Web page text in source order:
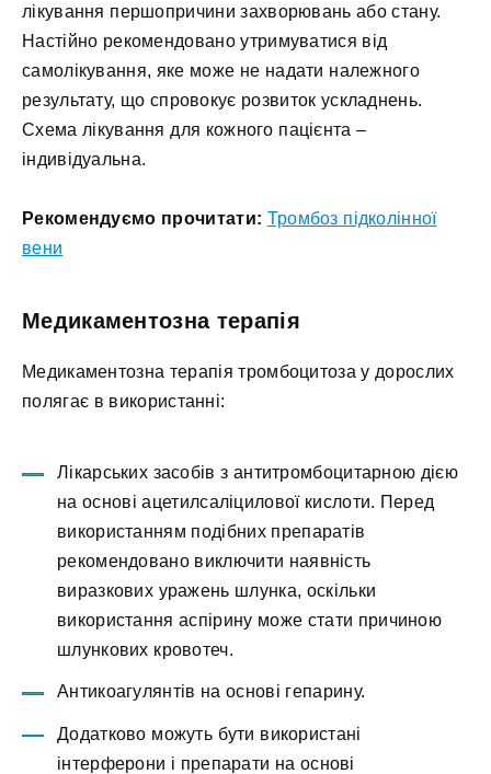
лікування першопричини захворювань або стану.
Настійно рекомендовано утримуватися від
самолікування, яке може не надати належного
результату, що спровокує розвиток ускладнень.
Схема лікування для кожного пацієнта –
індивідуальна.
Рекомендуємо прочитати: Тромбоз підколінної
вени
Медикаментозна терапія
Медикаментозна терапія тромбоцитоза у дорослих
полягає в використанні:
Лікарських засобів з антитромбоцитарною дією
на основі ацетилсаліцилової кислоти. Перед
використанням подібних препаратів
рекомендовано виключити наявність
виразкових уражень шлунка, оскільки
використання аспірину може стати причиною
шлункових кровотеч.
Антикоагулянтів на основі гепарину.
Додатково можуть бути використані
інтерферони і препарати на основі